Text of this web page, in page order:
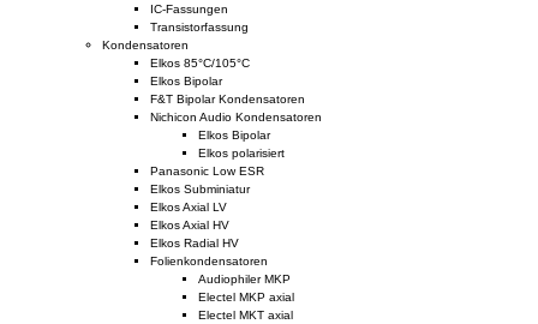
IC-Fassungen
Transistorfassung
Kondensatoren
Elkos 85°C/105°C
Elkos Bipolar
F&T Bipolar Kondensatoren
Nichicon Audio Kondensatoren
Elkos Bipolar
Elkos polarisiert
Panasonic Low ESR
Elkos Subminiatur
Elkos Axial LV
Elkos Axial HV
Elkos Radial HV
Folienkondensatoren
Audiophiler MKP
Electel MKP axial
Electel MKT axial